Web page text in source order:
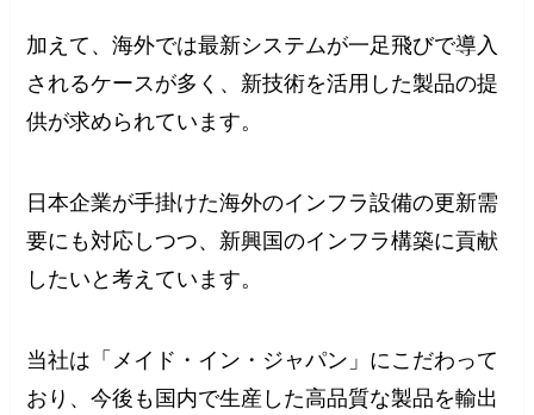
加えて、海外では最新システムが一足飛びで導入
されるケースが多く、新技術を活用した製品の提
供が求められています。
日本企業が手掛けた海外のインフラ設備の更新需
要にも対応しつつ、新興国のインフラ構築に貢献
したいと考えています。
当社は「メイド・イン・ジャパン」にこだわって
おり、今後も国内で生産した高品質な製品を輸出